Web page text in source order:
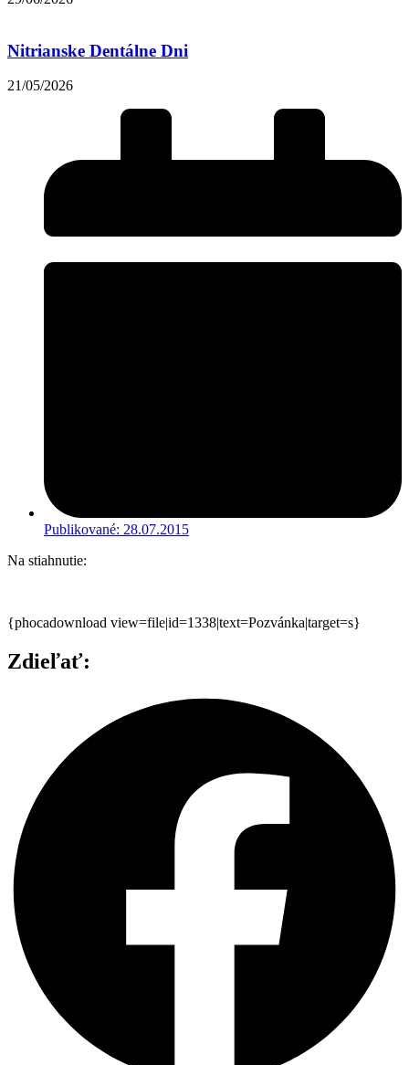
Nitrianske Dentálne Dni
21/05/2026
Publikované: 28.07.2015
Na stiahnutie:
{phocadownload view=file|id=1338|text=Pozvánka|target=s}
Zdieľať: